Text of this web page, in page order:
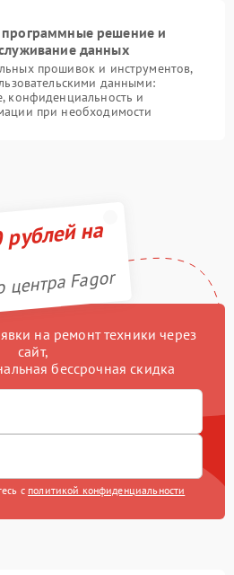
решение и
данных
прошивок и инструментов,
данными:
конфиденциальность и
при необходимости
на
Fagor
на ремонт техники через
сайт,
бессрочная скидка
с политикой конфиденциальности